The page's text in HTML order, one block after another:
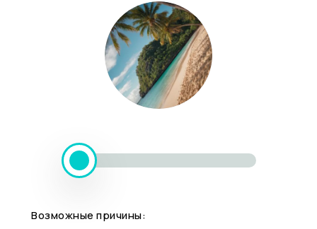
Возможные причины: